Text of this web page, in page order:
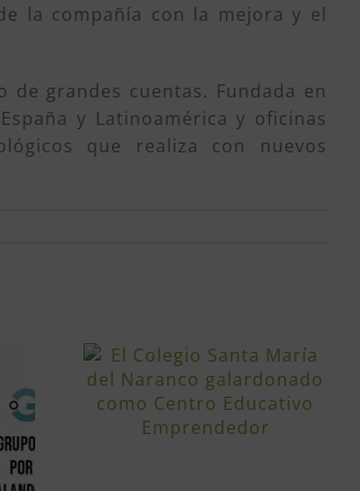
la compañía con la mejora y el
grandes cuentas. Fundada en
y Latinoamérica y oficinas
que realiza con nuevos